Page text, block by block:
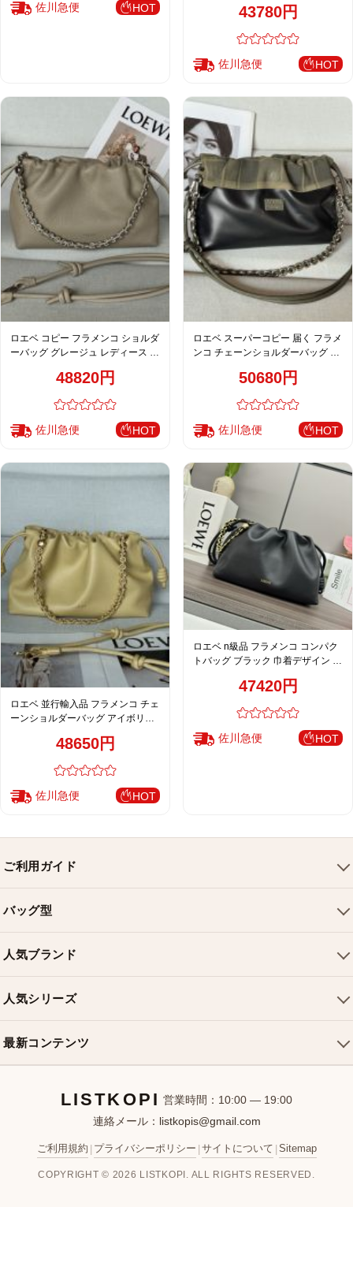
佐川急便 HOT 43780円
佐川急便 HOT
ロエベ コピー フラメンコ ショルダ
ーバッグ グレージュ レディース 定
48820円
佐川急便 HOT
ロエベ スーパーコピー 届く フラメ
ンコ チェーンショルダーバッグ カ
50680円
佐川急便 HOT
ロエベ 並行輸入品 フラメンコ チェ
ーンショルダーバッグ アイボリー
48650円
佐川急便 HOT
ロエベ n級品 フラメンコ コンパク
トバッグ ブラック 巾着デザイン ゴ
47420円
佐川急便 HOT
ご利用ガイド
配送について
返品・交換
お問い合わせ
バッグ型
ショルダーバッグ
クロスボディバッグ
ミニバッグ
バケットバッグ
人気ブランド
シャネルバッグ
ディオールバッグ
人気シリーズ
最新コンテンツ
新着アイテム
ブランドカテゴリ
お客様レビュー
LISTKOPI 営業時間：10:00 — 19:00
連絡メール： listkopis@gmail.com
ご利用規約 プライバシーポリシー サイトについて Sitemap
COPYRIGHT © 2026 LISTKOPI. ALL RIGHTS RESERVED.